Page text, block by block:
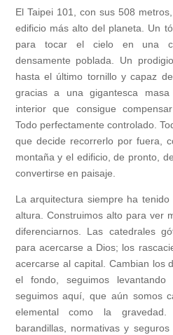
El Taipei 101, con sus 508
edificio más alto del planeta. Un
para tocar el cielo en una
densamente poblada. Un
hasta el último tornillo y capaz
gracias a una gigantesca
interior que consigue
Todo perfectamente controlado.
que decide recorrerlo por fuera,
montaña y el edificio, de pronto,
convertirse en paisaje.
La arquitectura siempre ha
altura. Construimos alto para ver
diferenciarnos. Las catedrales
para acercarse a Dios; los
acercarse al capital. Cambian los
el fondo, seguimos
seguimos aquí, que aún somos
elemental como la gravedad.
barandillas, normativas y